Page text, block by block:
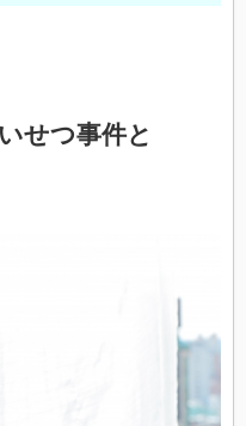
せつ事件と